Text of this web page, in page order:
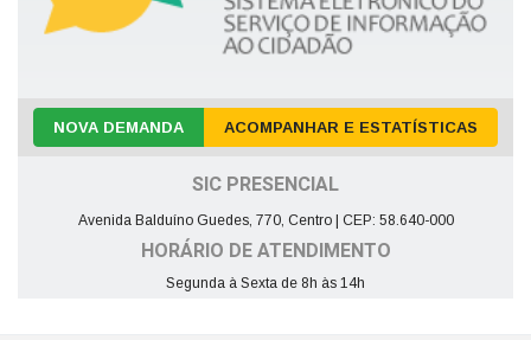
NOVA DEMANDA ACOMPANHAR E ESTATÍSTICAS
SIC PRESENCIAL
Avenida Balduíno Guedes, 770, Centro | CEP: 58.640-000
HORÁRIO DE ATENDIMENTO
Segunda à Sexta de 8h às 14h